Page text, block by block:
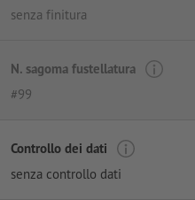
senza finitura
N. sagoma fustellatura
#99
Controllo dei dati
senza controllo dati